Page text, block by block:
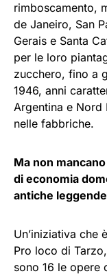
rimboscamento,
de Janeiro, San
Gerais e Santa
per le loro
zucchero, fino a
1946, anni
Argentina e Nord
nelle fabbriche.
Ma non
di economia
antiche
Un’iniziativa che
Pro loco di
sono 16 le opere